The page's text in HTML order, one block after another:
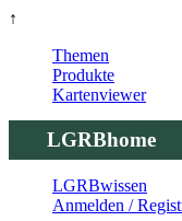
↑
LGRBhome
Themen
Produkte
Kartenviewer
LGRBwissen
Anmelden /